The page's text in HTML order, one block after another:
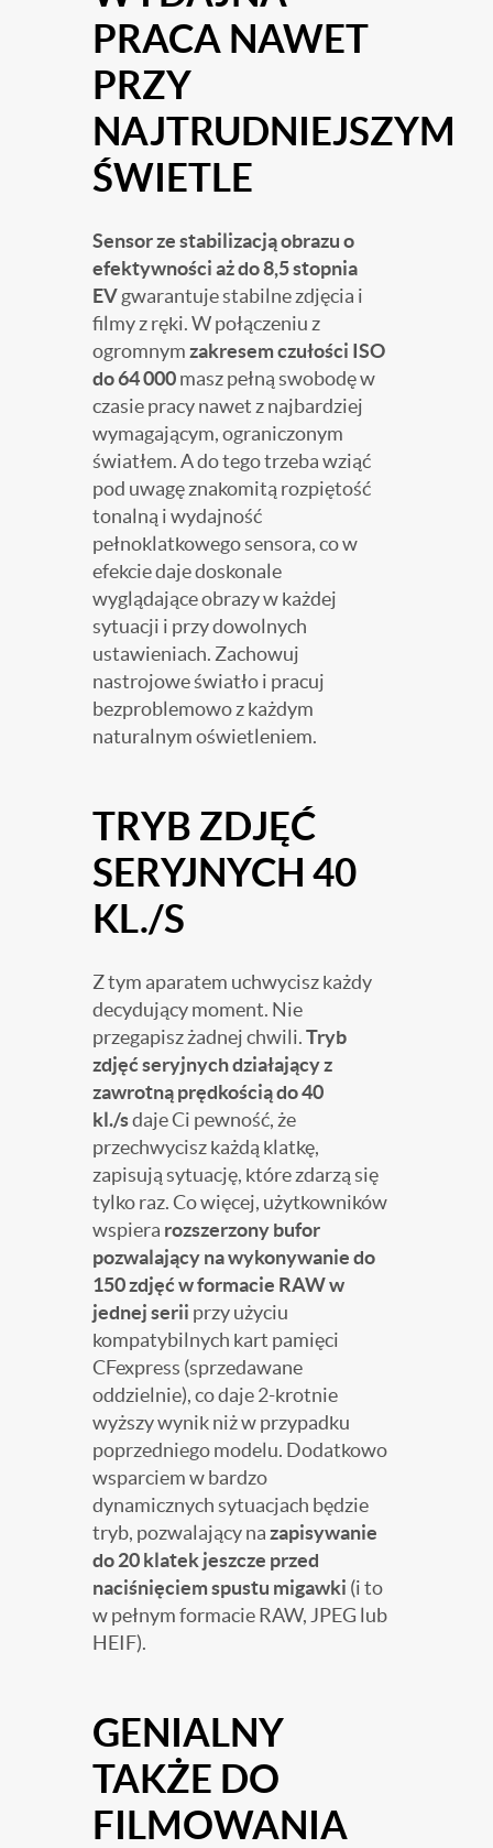
PRACA NAWET
PRZY
NAJTRUDNIEJSZYM
ŚWIETLE
Sensor ze stabilizacją obrazu o
efektywności aż do 8,5 stopnia
EVgwarantuje stabilne zdjęcia i
filmy z ręki. W połączeniu z
ogromnymzakresem czułości ISO
do 64 000masz pełną swobodę w
czasie pracy nawet z najbardziej
wymagającym, ograniczonym
światłem. A do tego trzeba wziąć
pod uwagę znakomitą rozpiętość
tonalną i wydajność
pełnoklatkowego sensora, co w
efekcie daje doskonale
wyglądające obrazy w każdej
sytuacji i przy dowolnych
ustawieniach. Zachowuj
nastrojowe światło i pracuj
bezproblemowo z każdym
naturalnym oświetleniem.
TRYB ZDJĘĆ
SERYJNYCH 40
KL./S
Z tym aparatem uchwycisz każdy
decydujący moment. Nie
przegapisz żadnej chwili.Tryb
zdjęć seryjnych działający z
zawrotną prędkością do 40
kl./sdaje Ci pewność, że
przechwycisz każdą klatkę,
zapisują sytuację, które zdarzą się
tylko raz. Co więcej, użytkowników
wspiera rozszerzony bufor
pozwalający na wykonywanie do
150 zdjęć w formacie RAW w
jednej serii przy użyciu
kompatybilnych kart pamięci
CFexpress (sprzedawane
oddzielnie), co daje 2-krotnie
wyższy wynik niż w przypadku
poprzedniego modelu. Dodatkowo
wsparciem w bardzo
dynamicznych sytuacjach będzie
tryb, pozwalający nazapisywanie
do 20 klatek jeszcze przed
naciśnięciem spustu migawki (i to
w pełnym formacie RAW, JPEG lub
HEIF).
GENIALNY
TAKŻE DO
FILMOWANIA